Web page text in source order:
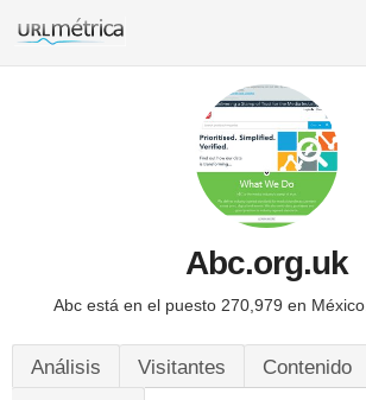
Abc.org.uk
Abc está en el puesto 270,979 en México.
Análisis Visitantes Contenido